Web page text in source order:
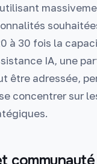
à 30 fois la
IA, une
être adressée,
concentrer sur